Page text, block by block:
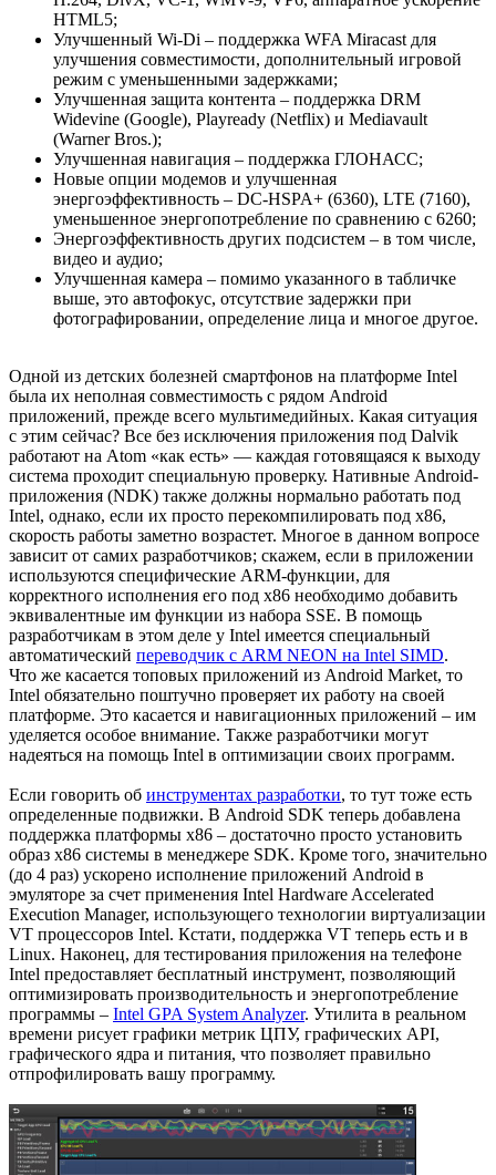
HTML5;
Улучшенный Wi-Di – поддержка WFA Miracast для
улучшения совместимости, дополнительный игровой
режим с уменьшенными задержками;
Улучшенная защита контента – поддержка DRM
Widevine (Google), Playready (Netflix) и Mediavault
(Warner Bros.);
Улучшенная навигация – поддержка ГЛОНАСС;
Новые опции модемов и улучшенная
энергоэффективность – DC-HSPA+ (6360), LTE (7160),
уменьшенное энергопотребление по сравнению с 6260;
Энергоэффективность других подсистем – в том числе,
видео и аудио;
Улучшенная камера – помимо указанного в табличке
выше, это автофокус, отсутствие задержки при
фотографировании, определение лица и многое другое.
Одной из детских болезней смартфонов на платформе Intel
была их неполная совместимость с рядом Android
приложений, прежде всего мультимедийных. Какая ситуация
с этим сейчас? Все без исключения приложения под Dalvik
работают на Atom «как есть» — каждая готовящаяся к выходу
система проходит специальную проверку. Нативные Android-
приложения (NDK) также должны нормально работать под
Intel, однако, если их просто перекомпилировать под х86,
скорость работы заметно возрастет. Многое в данном вопросе
зависит от самих разработчиков; скажем, если в приложении
используются специфические ARM-функции, для
корректного исполнения его под х86 необходимо добавить
эквивалентные им функции из набора SSE. В помощь
разработчикам в этом деле у Intel имеется специальный
автоматический переводчик с ARM NEON на Intel SIMD.
Что же касается топовых приложений из Android Market, то
Intel обязательно поштучно проверяет их работу на своей
платформе. Это касается и навигационных приложений – им
уделяется особое внимание. Также разработчики могут
надеяться на помощь Intel в оптимизации своих программ.
Если говорить об инструментах разработки, то тут тоже есть
определенные подвижки. В Android SDK теперь добавлена
поддержка платформы х86 – достаточно просто установить
образ х86 системы в менеджере SDK. Кроме того, значительно
(до 4 раз) ускорено исполнение приложений Android в
эмуляторе за счет применения Intel Hardware Accelerated
Execution Manager, использующего технологии виртуализации
VT процессоров Intel. Кстати, поддержка VT теперь есть и в
Linux. Наконец, для тестирования приложения на телефоне
Intel предоставляет бесплатный инструмент, позволяющий
оптимизировать производительность и энергопотребление
программы – Intel GPA System Analyzer. Утилита в реальном
времени рисует графики метрик ЦПУ, графических API,
графического ядра и питания, что позволяет правильно
отпрофилировать вашу программу.